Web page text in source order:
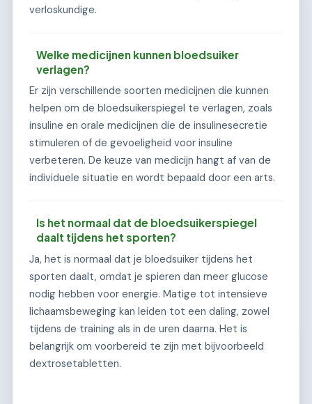
verloskundige.
Welke medicijnen kunnen bloedsuiker
verlagen?
Er zijn verschillende soorten medicijnen die kunnen
helpen om de bloedsuikerspiegel te verlagen, zoals
insuline en orale medicijnen die de insulinesecretie
stimuleren of de gevoeligheid voor insuline
verbeteren. De keuze van medicijn hangt af van de
individuele situatie en wordt bepaald door een arts.
Is het normaal dat de bloedsuikerspiegel
daalt tijdens het sporten?
Ja, het is normaal dat je bloedsuiker tijdens het
sporten daalt, omdat je spieren dan meer glucose
nodig hebben voor energie. Matige tot intensieve
lichaamsbeweging kan leiden tot een daling, zowel
tijdens de training als in de uren daarna. Het is
belangrijk om voorbereid te zijn met bijvoorbeeld
dextrosetabletten.